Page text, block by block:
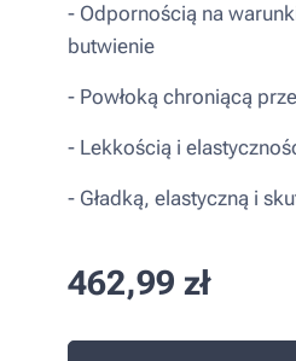
- Odpornością na
butwienie
- Powłoką chroniącą
- Lekkością i
- Gładką, elastyczną i
462,99 zł